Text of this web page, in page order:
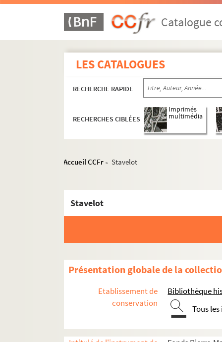
Catalogue
LES CATALOGUES
RECHERCHE RAPIDE
RECHERCHES CIBLÉES
Imprimés
multimédia
Accueil CCFr > Stavelot
Stavelot
Présentation globale de la
Etablissement de
conservation
Bibliothèque
Tous
Œuvres